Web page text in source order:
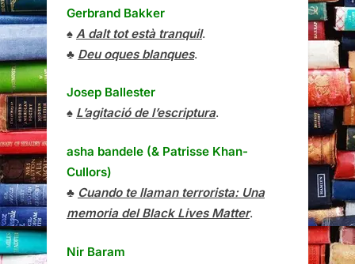
Gerbrand Bakker
♠ A dalt tot està tranquil.
♣ Deu oques blanques.
Josep Ballester
♠ L’agitació de l’escriptura.
asha bandele (& Patrisse Khan-
Cullors)
♣ Cuando te llaman terrorista: Una
memoria del Black Lives Matter.
Nir Baram